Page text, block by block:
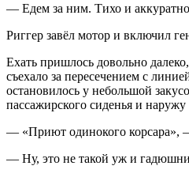
— Едем за ним. Тихо и
Риггер завёл мотор и включил
Ехать пришлось довольно
съехало за пересечением с
остановилось у небольшой
пассажирского сиденья и
— «Приют одинокого корсара»,
— Ну, это не такой уж и